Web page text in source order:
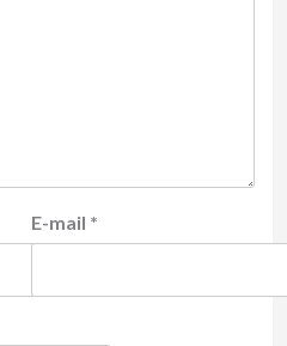
E-mail *